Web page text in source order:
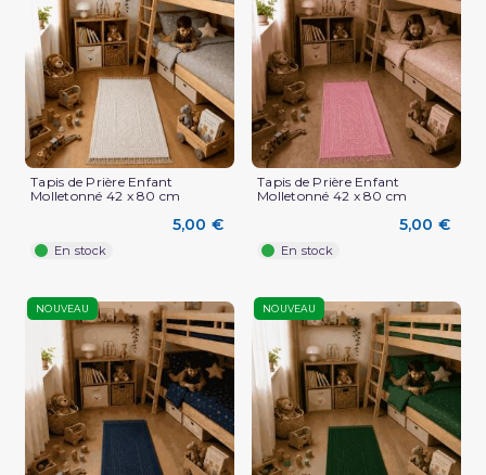
Tapis de Prière Enfant
Molletonné 42 x 80 cm
5,00 €
En stock
Tapis de Prière Enfant
Molletonné 42 x 80 cm
5,00 €
En stock
NOUVEAU NOUVEAU